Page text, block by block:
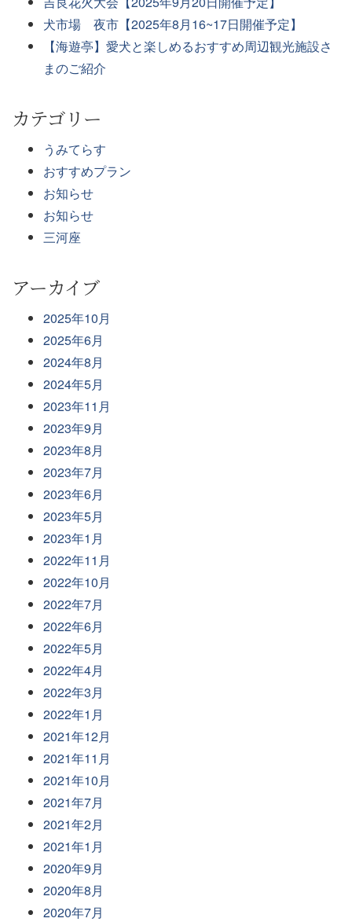
犬市場 夜市【2025年8月16~17日開催予定】
【海遊亭】愛犬と楽しめるおすすめ周辺観光施設さ
まのご紹介
カテゴリー
うみてらす
おすすめプラン
お知らせ
お知らせ
三河座
アーカイブ
2025年10月
2025年6月
2024年8月
2024年5月
2023年11月
2023年9月
2023年8月
2023年7月
2023年6月
2023年5月
2023年1月
2022年11月
2022年10月
2022年7月
2022年6月
2022年5月
2022年4月
2022年3月
2022年1月
2021年12月
2021年11月
2021年10月
2021年7月
2021年2月
2021年1月
2020年9月
2020年8月
2020年7月